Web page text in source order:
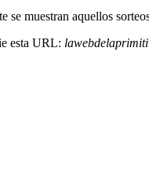
se muestran aquellos
esta URL: